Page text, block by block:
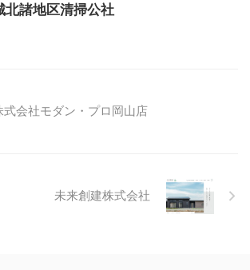
北諸地区清掃公社
式会社モダン・プロ岡山店
未来創建株式会社